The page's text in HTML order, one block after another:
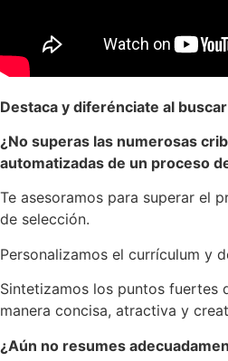
Destaca y diferénciate al
¿No superas las numerosas
automatizadas de un proceso
Te asesoramos para superar el
de selección.
Personalizamos el currículum y
Sintetizamos los puntos fuertes
manera concisa, atractiva y
¿Aún no resumes